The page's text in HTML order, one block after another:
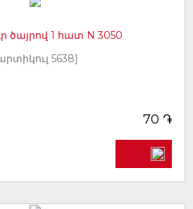
ծայրով 1 հատ N 3050
5638]
70 ֏